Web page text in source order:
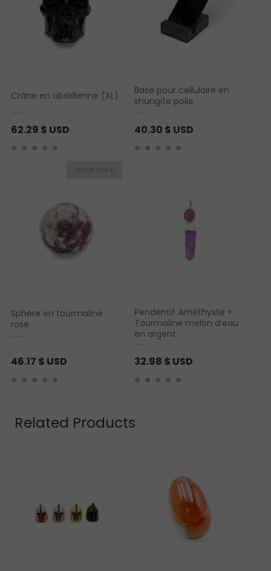
Crâne en obsidienne (XL)
62.29 $ USD
Base pour cellulaire en
shungite polie
40.30 $ USD
Sphère en tourmaline
rose
46.17 $ USD
Pendentif Améthyste +
Tourmaline melon d’eau
en argent
32.98 $ USD
Related Products